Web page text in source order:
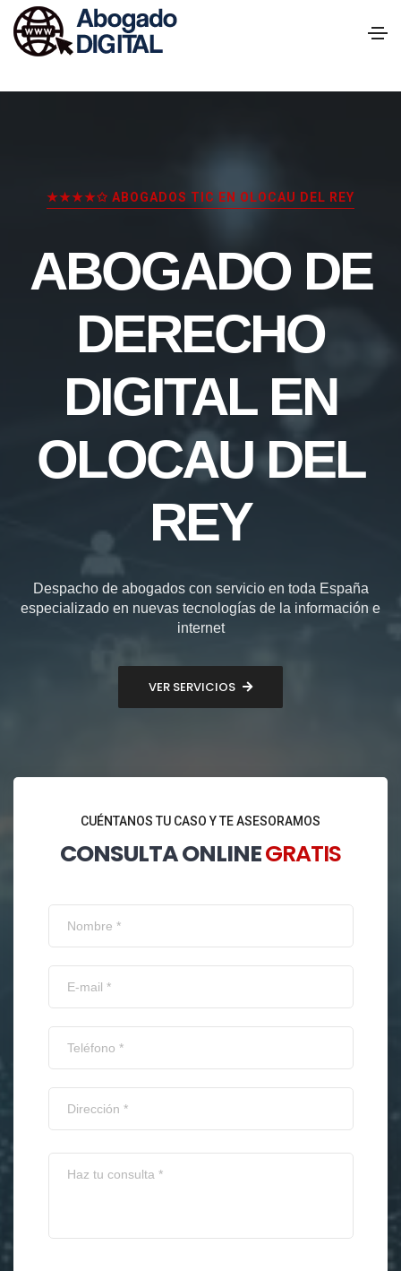
★★★★✩ ABOGADOS TIC EN OLOCAU DEL REY
ABOGADO DE
DERECHO
DIGITAL EN
OLOCAU DEL
REY
Despacho de abogados con servicio en toda España
especializado en nuevas tecnologías de la información e
internet
VER SERVICIOS
CUÉNTANOS TU CASO Y TE ASESORAMOS
CONSULTA ONLINEGRATIS